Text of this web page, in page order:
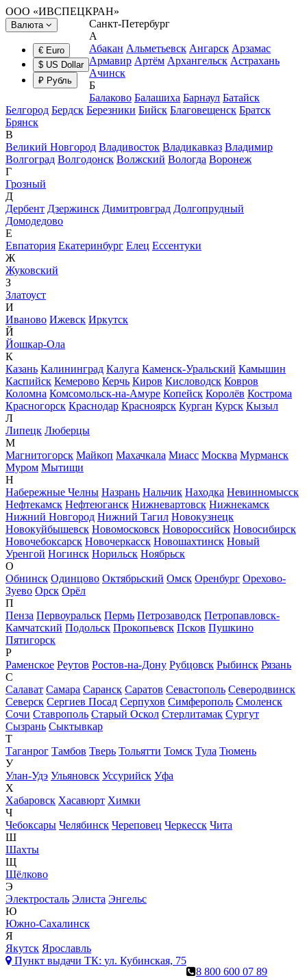
ООО «ИВСПЕЦКРАН»
Валюта
€ Euro
$ US Dollar
₽ Рубль
Санкт-Петербург
А
Абакан Альметьевск Ангарск Арзамас
Армавир Артём Архангельск Астрахань
Ачинск
Б
Балаково Балашиха Барнаул Батайск
Белгород Бердск Березники Бийск Благовещенск Братск
Брянск
В
Великий Новгород Владивосток Владикавказ Владимир
Волгоград Волгодонск Волжский Вологда Воронеж
Г
Грозный
Д
Дербент Дзержинск Димитровград Долгопрудный
Домодедово
Е
Евпатория Екатеринбург Елец Ессентуки
Ж
Жуковский
З
Златоуст
И
Иваново Ижевск Иркутск
Й
Йошкар-Ола
К
Казань Калининград Калуга Каменск-Уральский Камышин
Каспийск Кемерово Керчь Киров Кисловодск Ковров
Коломна Комсомольск-на-Амуре Копейск Королёв Кострома
Красногорск Краснодар Красноярск Курган Курск Кызыл
Л
Липецк Люберцы
М
Магнитогорск Майкоп Махачкала Миасс Москва Мурманск
Муром Мытищи
Н
Набережные Челны Назрань Нальчик Находка Невинномысск
Нефтекамск Нефтеюганск Нижневартовск Нижнекамск
Нижний Новгород Нижний Тагил Новокузнецк
Новокуйбышевск Новомосковск Новороссийск Новосибирск
Новочебоксарск Новочеркасск Новошахтинск Новый
Уренгой Ногинск Норильск Ноябрьск
О
Обнинск Одинцово Октябрьский Омск Оренбург Орехово-
Зуево Орск Орёл
П
Пенза Первоуральск Пермь Петрозаводск Петропавловск-
Камчатский Подольск Прокопьевск Псков Пушкино
Пятигорск
Р
Раменское Реутов Ростов-на-Дону Рубцовск Рыбинск Рязань
С
Салават Самара Саранск Саратов Севастополь Северодвинск
Северск Сергиев Посад Серпухов Симферополь Смоленск
Сочи Ставрополь Старый Оскол Стерлитамак Сургут
Сызрань Сыктывкар
Т
Таганрог Тамбов Тверь Тольятти Томск Тула Тюмень
У
Улан-Удэ Ульяновск Уссурийск Уфа
Х
Хабаровск Хасавюрт Химки
Ч
Чебоксары Челябинск Череповец Черкесск Чита
Ш
Шахты
Щ
Щёлково
Э
Электросталь Элиста Энгельс
Ю
Южно-Сахалинск
Я
Якутск Ярославль
Пункт выдачи ТК: ул. Кубинская, 75
8 800 600 07 89